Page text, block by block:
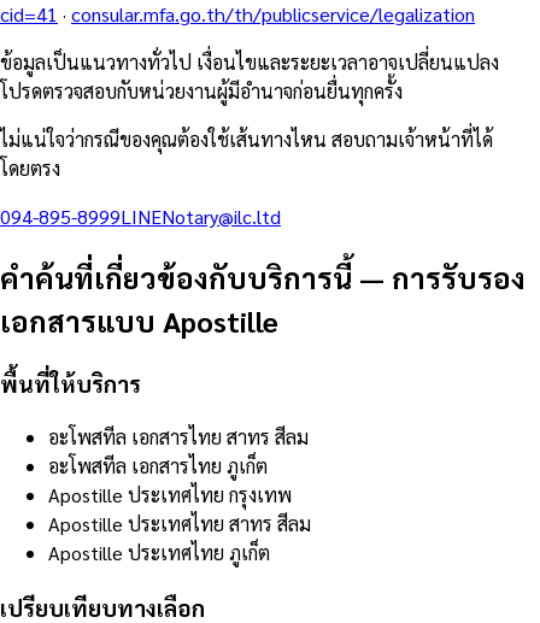
cid=41 · consular.mfa.go.th/th/publicservice/legalization
ข้อมูลเป็นแนวทางทั่วไป เงื่อนไขและระยะเวลาอาจเปลี่ยนแปลง
โปรดตรวจสอบกับหน่วยงานผู้มีอำนาจก่อนยื่นทุกครั้ง
ไม่แน่ใจว่ากรณีของคุณต้องใช้เส้นทางไหน สอบถามเจ้าหน้าที่ได้
โดยตรง
094-895-8999LINENotary@ilc.ltd
คำค้นที่เกี่ยวข้องกับบริการนี้ — การรับรอง
เอกสารแบบ Apostille
พื้นที่ให้บริการ
อะโพสทีล เอกสารไทย สาทร สีลม
อะโพสทีล เอกสารไทย ภูเก็ต
Apostille ประเทศไทย กรุงเทพ
Apostille ประเทศไทย สาทร สีลม
Apostille ประเทศไทย ภูเก็ต
เปรียบเทียบทางเลือก